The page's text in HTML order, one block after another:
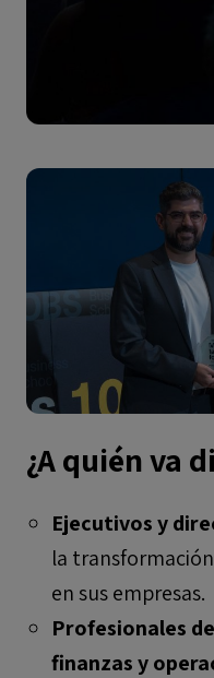
¿A quién va
Ejecutivos y
la
en sus empresas.
Profesionales
finanzas y